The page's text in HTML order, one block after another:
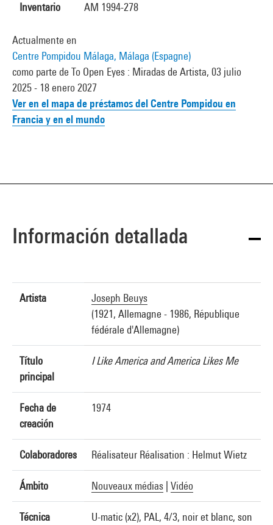
Inventario AM 1994-278
Actualmente en
Centre Pompidou Málaga, Málaga (Espagne)
como parte de To Open Eyes : Miradas de Artista, 03 julio
2025 - 18 enero 2027
Ver en el mapa de préstamos del Centre Pompidou en
Francia y en el mundo
Información detallada
Artista
Joseph Beuys
(1921, Allemagne - 1986, République
fédérale d'Allemagne)
Título
principal
I Like America and America Likes Me
Fecha de
creación
1974
Colaboradores Réalisateur Réalisation : Helmut Wietz
Ámbito Nouveaux médias Vidéo
Técnica U-matic (x2), PAL, 4/3, noir et blanc, son